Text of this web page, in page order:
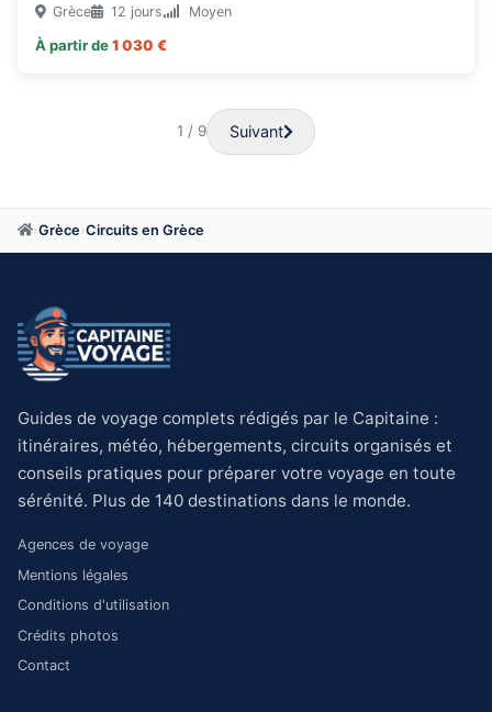
Grèce 12 jours Moyen
À partir de1 030 €
1 / 9 Suivant
›Grèce›Circuits en Grèce
Guides de voyage complets rédigés par le Capitaine :
itinéraires, météo, hébergements, circuits organisés et
conseils pratiques pour préparer votre voyage en toute
sérénité. Plus de 140 destinations dans le monde.
Agences de voyage
Mentions légales
Conditions d'utilisation
Crédits photos
Contact